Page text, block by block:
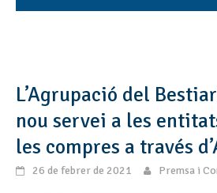
L’Agrupació del
nou servei a les
les compres a través
26 de febrer de 2021 Premsa i